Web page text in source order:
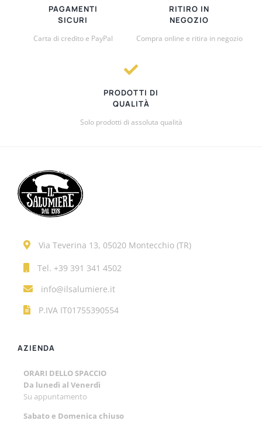
PAGAMENTI
SICURI
Carta di credito e PayPal
RITIRO IN
NEGOZIO
Compra online e ritira in negozio
PRODOTTI DI
QUALITÀ
Solo prodotti di assoluta qualità
Via Teverina 13, 05020 Montecchio (TR)
Tel. +39 391 341 4502
info@ilsalumiere.it
P.IVA IT01755390554
AZIENDA
ORARI DELLO SPACCIO
Da lunedì al Venerdì
Su appuntamento
Sabato e Domenica chiuso